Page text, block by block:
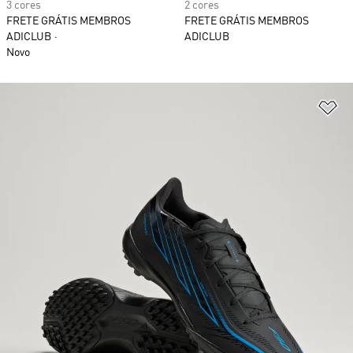
3 cores
FRETE GRÁTIS MEMBROS
ADICLUB
Novo
2 cores
FRETE GRÁTIS MEMBROS
ADICLUB